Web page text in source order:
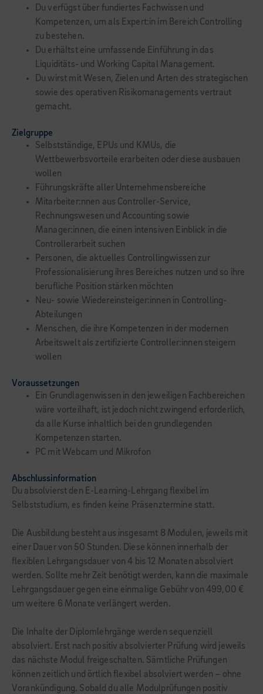
Du verfügst über fundiertes Fachwissen und
Kompetenzen, um als Expert:in im Bereich Controlling
zu bestehen.
Du erhältst eine umfassende Einführung in das
Liquiditäts- und Working Capital Management.
Du wirst mit Wesen, Zielen und Arten des strategischen
sowie des operativen Risikomanagements vertraut
gemacht.
Zielgruppe
Selbstständige, EPUs und KMUs, die
Wettbewerbsvorteile erarbeiten oder diese ausbauen
wollen
Führungskräfte aller Unternehmensbereiche
Mitarbeiter:nnen aus Controller-Service,
Rechnungswesen und Accounting sowie
Manager:innen, die einen intensiven Einblick in die
Controllerarbeit suchen
Personen, die aktuelles Controllingwissen zur
Professionalisierung ihres Bereiches nutzen und so ihre
berufliche Position stärken möchten
Neu- sowie Wiedereinsteiger:innen in Controlling-
Abteilungen
Menschen, die ihre Kompetenzen in der modernen
Arbeitswelt als zertifizierte Controller:innen steigern
wollen
Voraussetzungen
Ein Grundlagenwissen in den jeweiligen Fachbereichen
wäre vorteilhaft, ist jedoch nicht zwingend erforderlich,
da alle Kurse inhaltlich bei den grundlegenden
Kompetenzen starten.
PC mit Webcam und Mikrofon
Abschlussinformation
Du absolvierst den E-Learning-Lehrgang flexibel im
Selbststudium, es finden keine Präsenztermine statt.
Die Ausbildung besteht aus insgesamt 8 Modulen, jeweils mit
einer Dauer von 50 Stunden. Diese können innerhalb der
flexiblen Lehrgangsdauer von 4 bis 12 Monaten absolviert
werden. Sollte mehr Zeit benötigt werden, kann die maximale
Lehrgangsdauer gegen eine einmalige Gebühr von 499,00 €
um weitere 6 Monate verlängert werden.
Die Inhalte der Diplomlehrgänge werden sequenziell
absolviert. Erst nach positiv absolvierter Prüfung wird jeweils
das nächste Modul freigeschalten. Sämtliche Prüfungen
können zeitlich und örtlich flexibel absolviert werden – ohne
Vorankündigung. Sobald du alle Modulprüfungen positiv